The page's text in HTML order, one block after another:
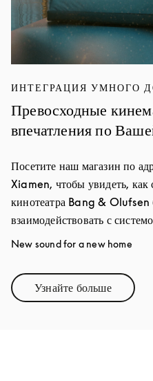
ИНТЕГРАЦИЯ УМНОГО
Превосходные
впечатления по
Посетите наш магазин по
Xiamen, чтобы увидеть,
кинотеатра Bang & Olufsen
взаимодействовать с
New sound for a new home
Узнайте больше
Link Opens in